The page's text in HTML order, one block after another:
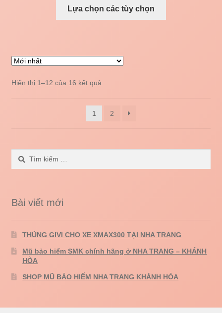
Lựa chọn các tùy chọn
Hiển thị 1–12 của 16 kết quả
1 2
Tìm
kiếm
Bài viết mới
THÙNG GIVI CHO XE XMAX300 TẠI NHA TRANG
Mũ bảo hiểm SMK chính hãng ở NHA TRANG – KHÁNH
HÒA
SHOP MŨ BẢO HIỂM NHA TRANG KHÁNH HÒA